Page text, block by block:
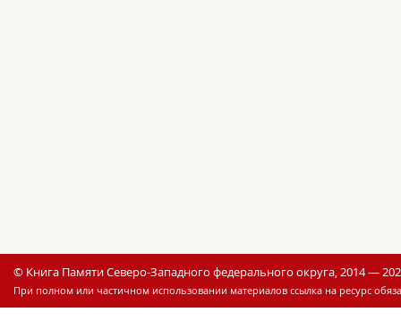
© Книга Памяти Северо-Западного федерального округа, 2014 —
При полном или частичном использовании материалов ссылка на ресурс